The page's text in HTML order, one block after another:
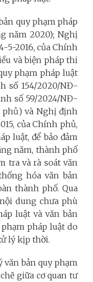
quy phạm pháp
năm 2020); Nghị
5-2016, của Chính
và biện pháp thi
phạm pháp luật
số 154/2020/NĐ-
số 59/2024/NĐ-
phủ) và Nghị định
của Chính phủ,
luật, để bảo đảm
năm, thành phố
tra và rà soát văn
hóa văn bản
thành phố. Qua
dung chưa phù
luật và văn bản
pháp luật do
lý kịp thời.
văn bản quy phạm
giữa cơ quan tư